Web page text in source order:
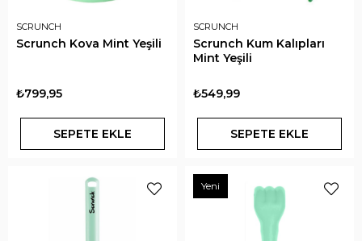
SCRUNCH
Scrunch Kova Mint Yeşili
₺799,95
SEPETE EKLE
SCRUNCH
Scrunch Kum Kalıpları
Mint Yeşili
₺549,99
SEPETE EKLE
Yeni